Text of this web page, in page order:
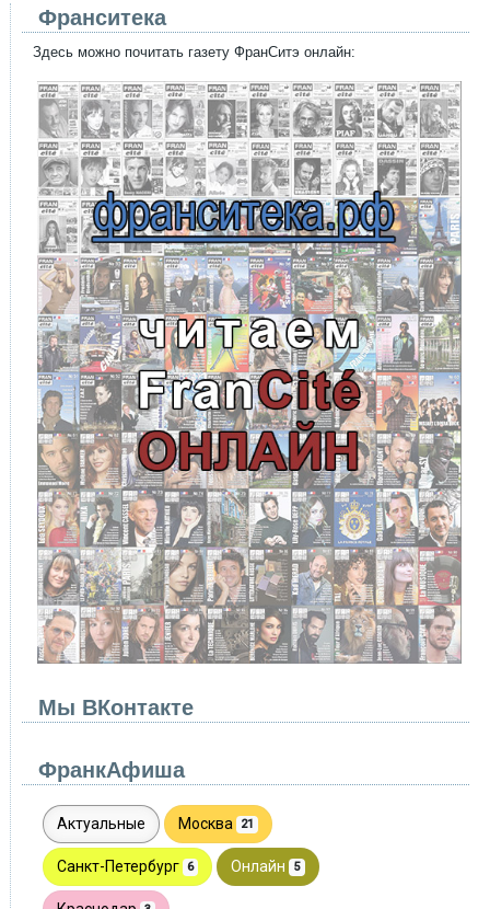
Франситека
Здесь можно почитать газету ФранСитэ онлайн:
Мы ВКонтакте
ФранкАфиша